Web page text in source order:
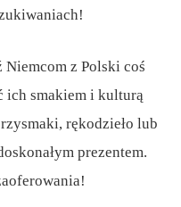
Niemcom z Polski coś
ich smakiem i kulturą
rękodzieło lub
prezentem.